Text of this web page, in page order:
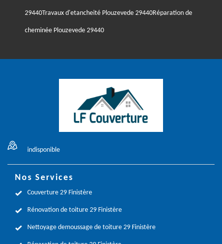
29440Travaux d'etancheité Plouzevede 29440Réparation de
cheminée Plouzevede 29440
indisponible
Nos Services
Couverture 29 Finistère
Rénovation de toiture 29 Finistère
Nettoyage demoussage de toiture 29 Finistère